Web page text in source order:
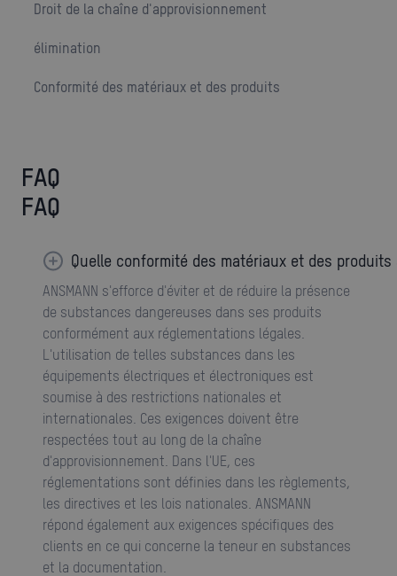
Droit de la chaîne d'approvisionnement
élimination
Conformité des matériaux et des produits
FAQ
FAQ
Quelle conformité des matériaux et des
ANSMANN s'efforce d'éviter et de réduire la présence
de substances dangereuses dans ses produits
conformément aux réglementations légales.
L'utilisation de telles substances dans les
équipements électriques et électroniques est
soumise à des restrictions nationales et
internationales. Ces exigences doivent être
respectées tout au long de la chaîne
d'approvisionnement. Dans l'UE, ces
réglementations sont définies dans les règlements,
les directives et les lois nationales. ANSMANN
répond également aux exigences spécifiques des
clients en ce qui concerne la teneur en substances
et la documentation.